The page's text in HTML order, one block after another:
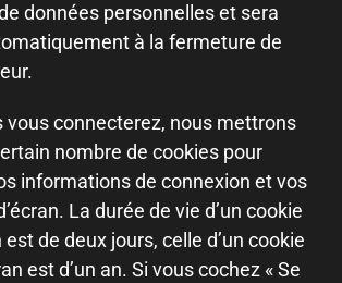
données personnelles et sera
à la fermeture de
vous connecterez, nous mettrons
nombre de cookies pour
informations de connexion et vos
La durée de vie d’un cookie
de deux jours, celle d’un cookie
est d’un an. Si vous cochez « Se